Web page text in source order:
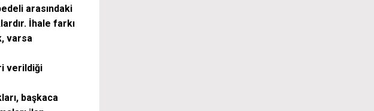
arasındaki
İhale farkı
varsa
verildiği
başkaca